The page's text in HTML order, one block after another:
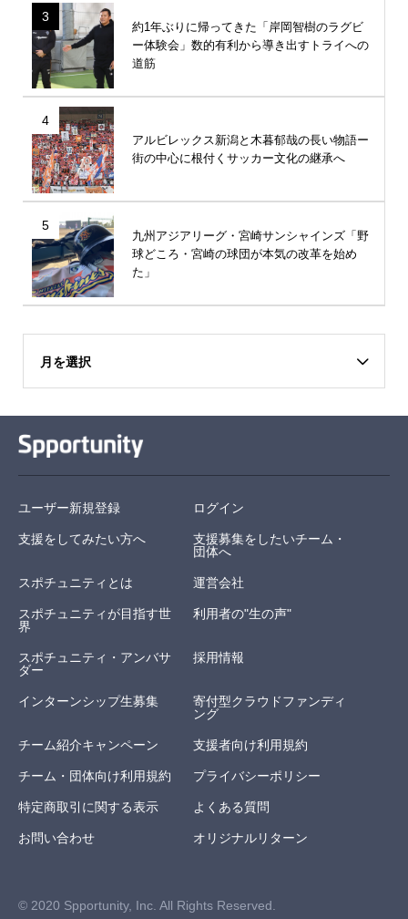
3
約1年ぶりに帰ってきた「岸岡智樹のラグビ
ー体験会」数的有利から導き出すトライへの
道筋
4
アルビレックス新潟と木暮郁哉の長い物語ー
街の中心に根付くサッカー文化の継承へ
5
九州アジアリーグ・宮崎サンシャインズ「野
球どころ・宮崎の球団が本気の改革を始め
た」
月を選択
ユーザー新規登録 ログイン
支援をしてみたい方へ
支援募集をしたいチーム・
団体へ
スポチュニティとは 運営会社
スポチュニティが目指す世
界
利用者の"生の声"
スポチュニティ・アンバサ
ダー
採用情報
インターンシップ生募集
寄付型クラウドファンディ
ング
チーム紹介キャンペーン 支援者向け利用規約
チーム・団体向け利用規約 プライバシーポリシー
特定商取引に関する表示 よくある質問
お問い合わせ オリジナルリターン
© 2020 Spportunity, Inc. All Rights Reserved.